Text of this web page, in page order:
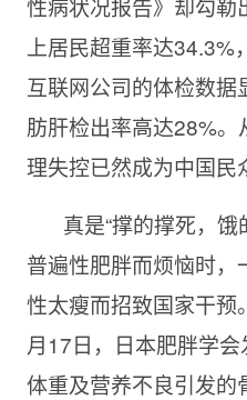
性病状况报告》却勾
上居民超重率达
互联网公司的体检数
肪肝检出率高达28%
理失控已然成为中国民
真是“撑的撑死，
普遍性肥胖而烦恼时
性太瘦而招致国家干预
月17日，日本肥胖学
体重及营养不良引发的